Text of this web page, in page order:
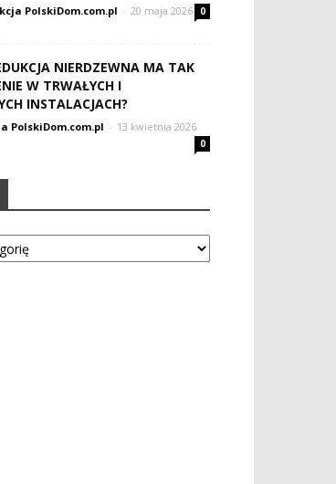
PolskiDom.com.pl - 20 maja 2026 0
NIERDZEWNA MA TAK
W TRWAŁYCH I
INSTALACJACH?
PolskiDom.com.pl - 13 kwietnia 2026
0